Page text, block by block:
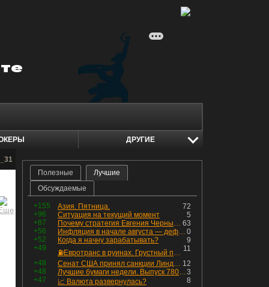
ДРУГИЕ
Полезные
Лучшие
Обсуждаемые
+155 72
Азия. Пятница.
+96
5
Ситуация на текущий момент
+87
63
Почему стратегия Евгения Черных приведет вас к убыткам в 2026 году
+56
0
Инфляция в начале августа — дефляция из-за топлива и плодоовощной корзины, но услуги продолжают дорожать, а рубль начал ослабевать.
+52
9
Когда я начну зарабатывать?
+49
11
⛽️Евротранс в руинах. Грустный пост😶😞 Что изменилось в облигациях?
+48
12
Сенат США принял санкции Линдси Грэма против России
+48
3
Лучшие бумаги недели. Выпуск 780 – обновления для пятницы
+47
8
📈 Валюта развернулась?